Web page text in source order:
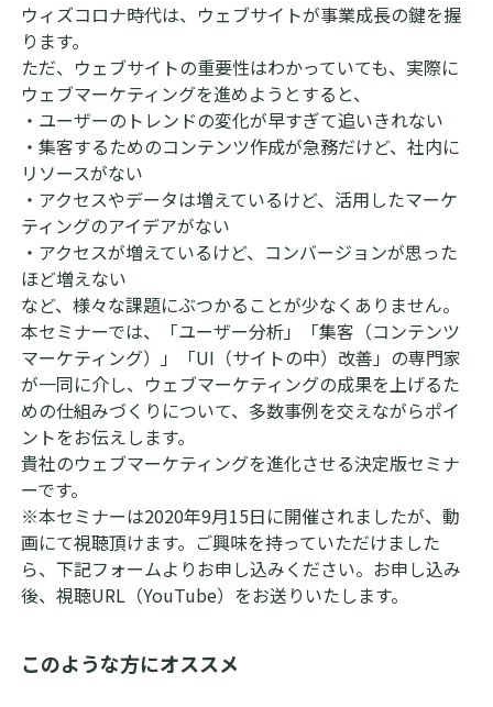
海外マーケティングリサーチ
マナミナ
代表メッセージ
私たちが大切にしていること
会社概要・沿革
アクセス
代表・役員プロフィール
採用情報
お問い合わせ
Dockpit 無料登録
Dockpit 無料版 ログイン
Dockpit 有料版 ログイン
Perscope ログイン
ウィズコロナ時代は、ウェブサイトが事業成長の鍵を握
ります。
ただ、ウェブサイトの重要性はわかっていても、実際に
ウェブマーケティングを進めようとすると、
・ユーザーのトレンドの変化が早すぎて追いきれない
・集客するためのコンテンツ作成が急務だけど、社内に
リソースがない
・アクセスやデータは増えているけど、活用したマーケ
ティングのアイデアがない
・アクセスが増えているけど、コンバージョンが思った
ほど増えない
など、様々な課題にぶつかることが少なくありません。
本セミナーでは、「ユーザー分析」「集客（コンテンツ
マーケティング）」「UI（サイトの中）改善」の専門家
が一同に介し、ウェブマーケティングの成果を上げるた
めの仕組みづくりについて、多数事例を交えながらポイ
ントをお伝えします。
貴社のウェブマーケティングを進化させる決定版セミナ
ーです。
※本セミナーは2020年9月15日に開催されましたが、動
画にて視聴頂けます。ご興味を持っていただけました
ら、下記フォームよりお申し込みください。お申し込み
後、視聴URL（YouTube）をお送りいたします。
このような方にオススメ